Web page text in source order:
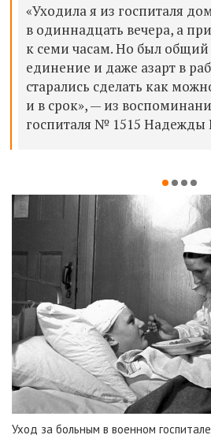
«Уходила я из госпиталя
в одиннадцать вечера, а
к семи часам. Но был общий
единение и даже азарт в
старались сделать как
и в срок», — из
госпиталя № 1515 Надежды
Уход за больным в военном